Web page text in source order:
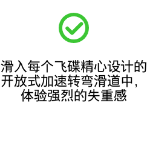
滑入每个飞碟精心设计的
开放式加速转弯滑道中，
体验强烈的失重感